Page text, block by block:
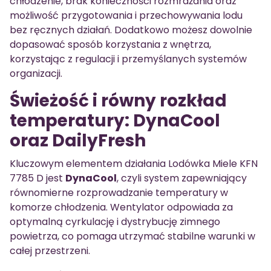
możliwość przygotowania i przechowywania lodu
bez ręcznych działań. Dodatkowo możesz dowolnie
dopasować sposób korzystania z wnętrza,
korzystając z regulacji i przemyślanych systemów
organizacji.
Świeżość i równy rozkład
temperatury: DynaCool
oraz DailyFresh
Kluczowym elementem działania Lodówka Miele KFN
7785 D jest DynaCool, czyli system zapewniający
równomierne rozprowadzanie temperatury w
komorze chłodzenia. Wentylator odpowiada za
optymalną cyrkulację i dystrybucję zimnego
powietrza, co pomaga utrzymać stabilne warunki w
całej przestrzeni.